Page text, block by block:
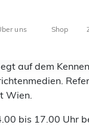
uns Shop
auf dem
Wien.
bis 17.00 Uhr